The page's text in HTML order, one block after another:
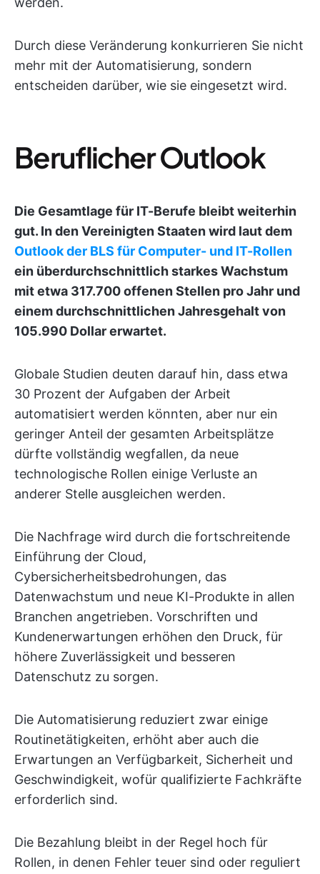
Durch diese Veränderung konkurrieren Sie nicht
mehr mit der Automatisierung, sondern
entscheiden darüber, wie sie eingesetzt wird.
Beruflicher Outlook
Die Gesamtlage für IT-Berufe bleibt weiterhin
gut. In den Vereinigten Staaten wird laut dem
Outlook der BLS für Computer- und IT-Rollen
ein überdurchschnittlich starkes Wachstum
mit etwa 317.700 offenen Stellen pro Jahr und
einem durchschnittlichen Jahresgehalt von
105.990 Dollar erwartet.
Globale Studien deuten darauf hin, dass etwa
30 Prozent der Aufgaben der Arbeit
automatisiert werden könnten, aber nur ein
geringer Anteil der gesamten Arbeitsplätze
dürfte vollständig wegfallen, da neue
technologische Rollen einige Verluste an
anderer Stelle ausgleichen werden.
Die Nachfrage wird durch die fortschreitende
Einführung der Cloud,
Cybersicherheitsbedrohungen, das
Datenwachstum und neue KI-Produkte in allen
Branchen angetrieben. Vorschriften und
Kundenerwartungen erhöhen den Druck, für
höhere Zuverlässigkeit und besseren
Datenschutz zu sorgen.
Die Automatisierung reduziert zwar einige
Routinetätigkeiten, erhöht aber auch die
Erwartungen an Verfügbarkeit, Sicherheit und
Geschwindigkeit, wofür qualifizierte Fachkräfte
erforderlich sind.
Die Bezahlung bleibt in der Regel hoch für
Rollen, in denen Fehler teuer sind oder reguliert